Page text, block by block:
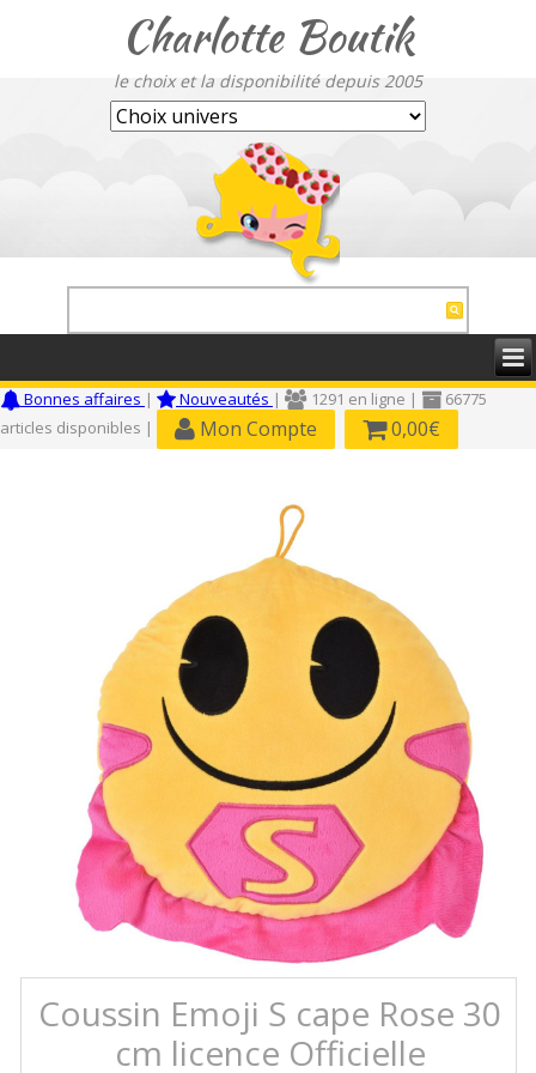
Charlotte Boutik
le choix et la disponibilité depuis 2005
Bonnes affaires | Nouveautés | 1291 en ligne |
66775
articles disponibles |
Mon Compte 0,00€
Coussin Emoji S cape Rose 30
cm licence Officielle